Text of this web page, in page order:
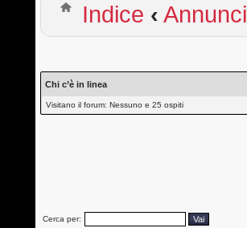
Indice ‹ Annunci
Chi c’è in linea
Visitano il forum: Nessuno e 25 ospiti
Cerca per: